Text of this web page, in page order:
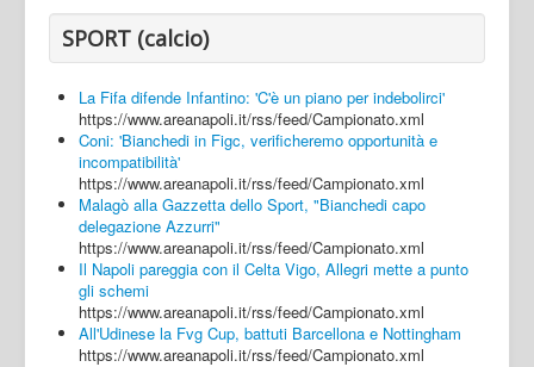
SPORT (calcio)
La Fifa difende Infantino: 'C'è un piano per indebolirci'
https://www.areanapoli.it/rss/feed/Campionato.xml
Coni: 'Bianchedi in Figc, verificheremo opportunità e
incompatibilità'
https://www.areanapoli.it/rss/feed/Campionato.xml
Malagò alla Gazzetta dello Sport, "Bianchedi capo
delegazione Azzurri"
https://www.areanapoli.it/rss/feed/Campionato.xml
Il Napoli pareggia con il Celta Vigo, Allegri mette a punto
gli schemi
https://www.areanapoli.it/rss/feed/Campionato.xml
All'Udinese la Fvg Cup, battuti Barcellona e Nottingham
https://www.areanapoli.it/rss/feed/Campionato.xml